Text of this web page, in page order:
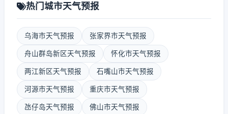
热门城市天气预报
乌海市天气预报 张家界市天气预报
舟山群岛新区天气预报 怀化市天气预报
两江新区天气预报 石嘴山市天气预报
河源市天气预报 重庆市天气预报
氹仔岛天气预报 佛山市天气预报